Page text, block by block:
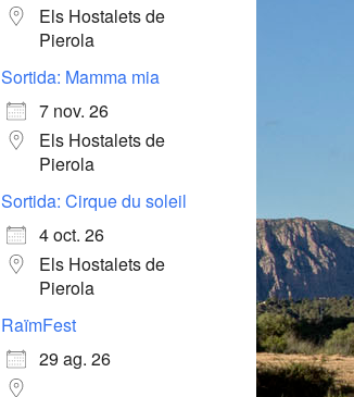
Els Hostalets de
Pierola
Sortida: Mamma mia
7 nov. 26
Els Hostalets de
Pierola
Sortida: Cirque du soleil
4 oct. 26
Els Hostalets de
Pierola
RaïmFest
29 ag. 26